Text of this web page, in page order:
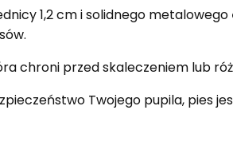
1,2 cm i solidnego metalowego
chroni przed skaleczeniem lub
Twojego pupila, pies